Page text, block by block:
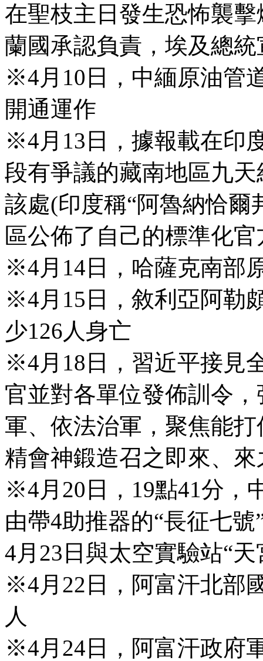
在聖枝主日發生恐怖襲
蘭國承認負責，埃及總
※4月10日，中緬原油管
開通運作
※4月13日，據報載在印
段有爭議的藏南地區九
該處(印度稱“阿魯納恰爾
區公佈了自己的標準化
※4月14日，哈薩克南部
※4月15日，敘利亞阿勒
少126人身亡
※4月18日，習近平接見
官並對各單位發佈訓令
軍、依法治軍，聚焦能
精會神鍛造召之即來、
※4月20日，19點41分，
由帶4助推器的“長征七
4月23日與太空實驗站“
※4月22日，阿富汗北部
人
※4月24日，阿富汗政府